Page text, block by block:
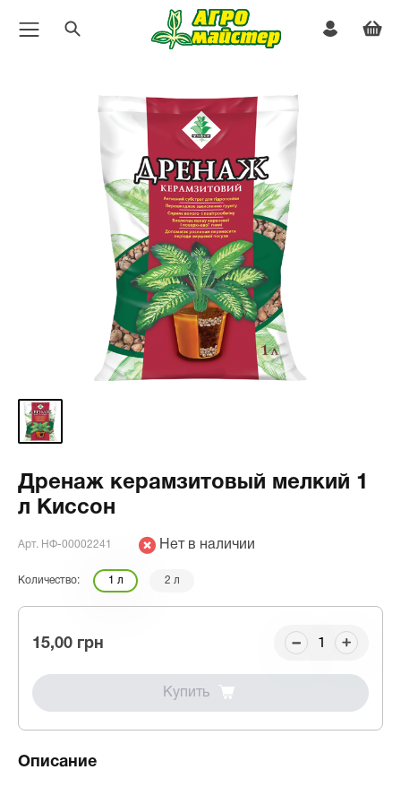
Дренаж керамзитовый мелкий 1
л Киссон
Арт. НФ-00002241 Нет в наличии
Количество: 1 л 2 л
15,00 грн
Купить
Описание